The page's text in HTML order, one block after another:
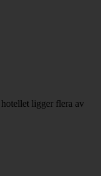
ligger flera av